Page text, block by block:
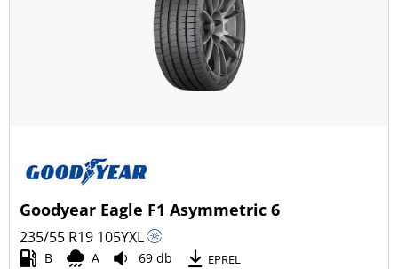
Goodyear Eagle F1 Asymmetric 6
235/55 R19 105YXL
B A 69 db EPREL